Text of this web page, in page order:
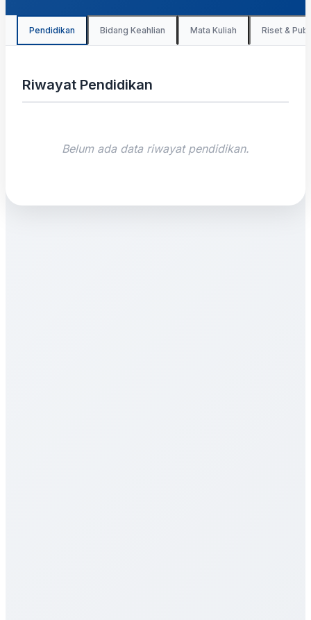
Pendidikan Bidang Keahlian Mata Kuliah Riset &
Riwayat Pendidikan
Belum ada data riwayat pendidikan.